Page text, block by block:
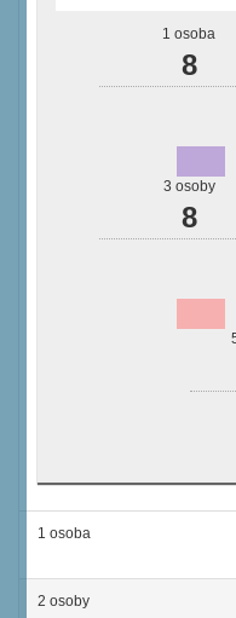
1 osoba
8
3 osoby
8
1 osoba
2 osoby